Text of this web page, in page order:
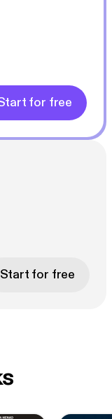
for free
Start for free